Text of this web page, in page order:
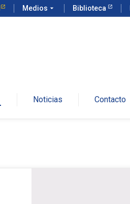
Medios arrow_drop_down Biblioteca
Noticias Contacto